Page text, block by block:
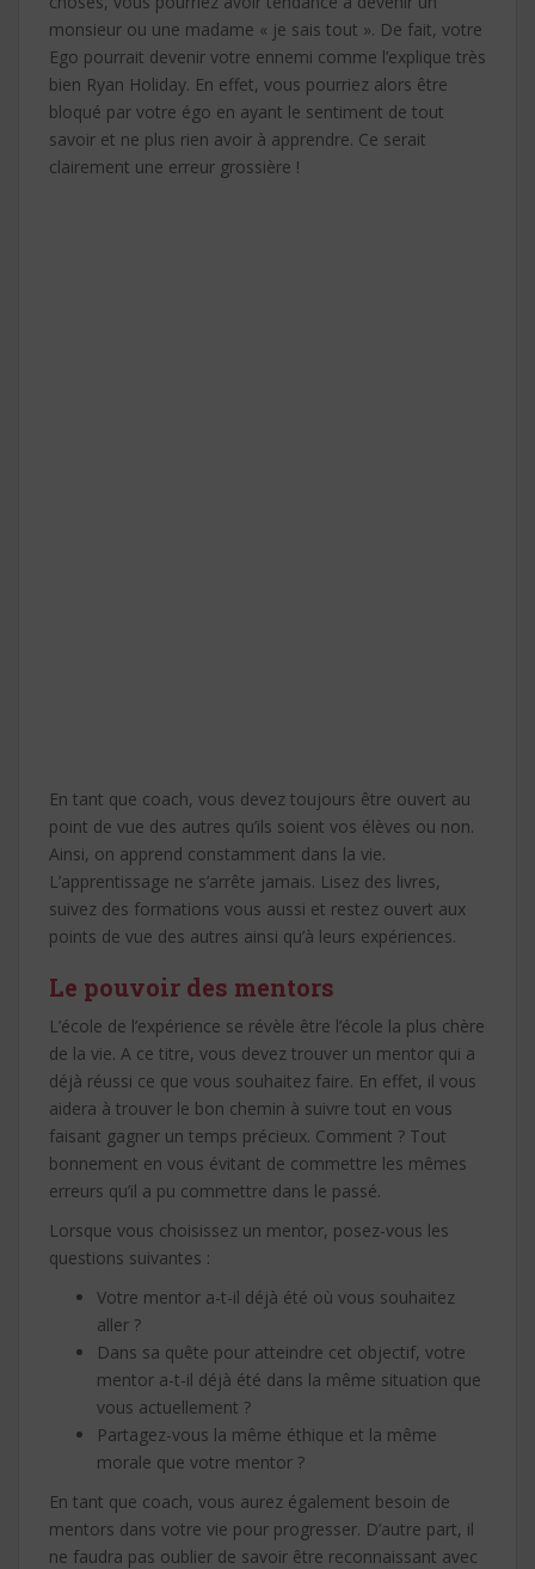
monsieur ou une madame « je sais tout ». De fait, votre
Ego pourrait devenir votre ennemi comme l’explique très
bien Ryan Holiday. En effet, vous pourriez alors être
bloqué par votre égo en ayant le sentiment de tout
savoir et ne plus rien avoir à apprendre. Ce serait
clairement une erreur grossière !
En tant que coach, vous devez toujours être ouvert au
point de vue des autres qu’ils soient vos élèves ou non.
Ainsi, on apprend constamment dans la vie.
L’apprentissage ne s’arrête jamais. Lisez des livres,
suivez des formations vous aussi et restez ouvert aux
points de vue des autres ainsi qu’à leurs expériences.
Le pouvoir des mentors
L’école de l’expérience se révèle être l’école la plus chère
de la vie. A ce titre, vous devez trouver un mentor qui a
déjà réussi ce que vous souhaitez faire. En effet, il vous
aidera à trouver le bon chemin à suivre tout en vous
faisant gagner un temps précieux. Comment ? Tout
bonnement en vous évitant de commettre les mêmes
erreurs qu’il a pu commettre dans le passé.
Lorsque vous choisissez un mentor, posez-vous les
questions suivantes :
Votre mentor a-t-il déjà été où vous souhaitez
aller ?
Dans sa quête pour atteindre cet objectif, votre
mentor a-t-il déjà été dans la même situation que
vous actuellement ?
Partagez-vous la même éthique et la même
morale que votre mentor ?
En tant que coach, vous aurez également besoin de
mentors dans votre vie pour progresser. D’autre part, il
ne faudra pas oublier de savoir être reconnaissant avec